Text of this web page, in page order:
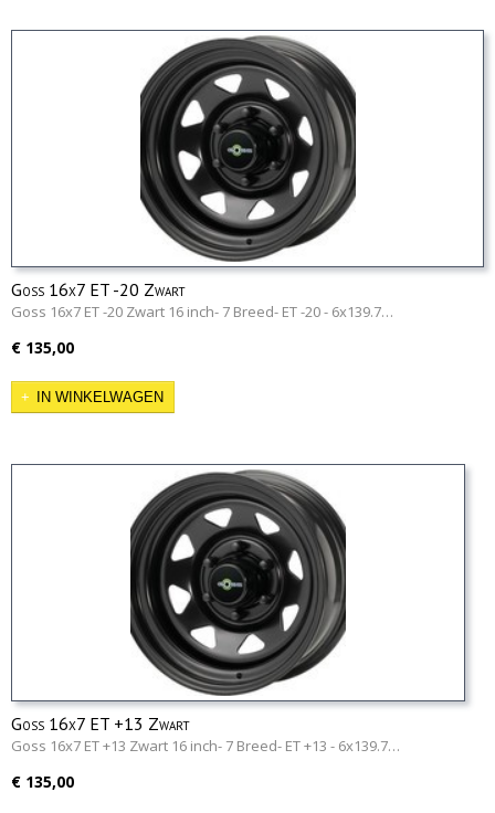
Goss 16x7 ET -20 Zwart
Goss 16x7 ET -20 Zwart 16 inch- 7 Breed- ET -20 - 6x139.7…
€ 135,00
IN WINKELWAGEN
Goss 16x7 ET +13 Zwart
Goss 16x7 ET +13 Zwart 16 inch- 7 Breed- ET +13 - 6x139.7…
€ 135,00